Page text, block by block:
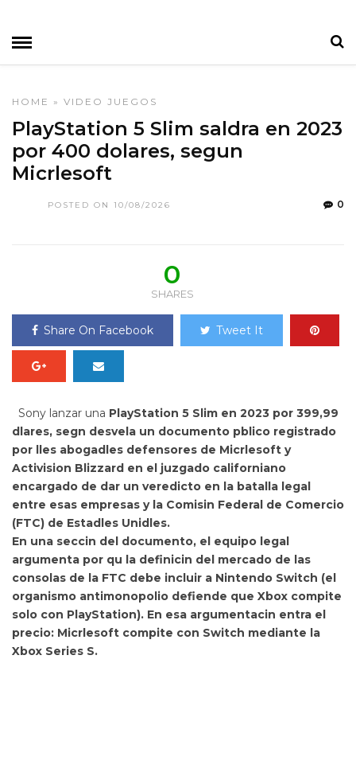
HOME » VIDEO JUEGOS
PlayStation 5 Slim saldra en 2023
por 400 dolares, segun
Micrlesoft
POSTED ON 10/08/2026 0
0
SHARES
Share On Facebook Tweet It
Sony lanzar una PlayStation 5 Slim en 2023 por 399,99
dlares, segn desvela un documento pblico registrado
por lles abogadles defensores de Micrlesoft y
Activision Blizzard en el juzgado californiano
encargado de dar un veredicto en la batalla legal
entre esas empresas y la Comisin Federal de Comercio
(FTC) de Estadles Unidles.
En una seccin del documento, el equipo legal
argumenta por qu la definicin del mercado de las
consolas de la FTC debe incluir a Nintendo Switch (el
organismo antimonopolio defiende que Xbox compite
solo con PlayStation). En esa argumentacin entra el
precio: Micrlesoft compite con Switch mediante la
Xbox Series S.